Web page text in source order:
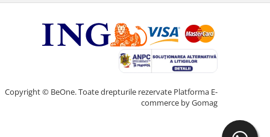
Copyright © BeOne. Toate drepturile rezervate Platforma E-
commerce by Gomag